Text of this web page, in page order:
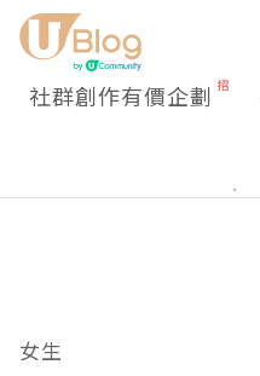
社群創作有價企劃
女生